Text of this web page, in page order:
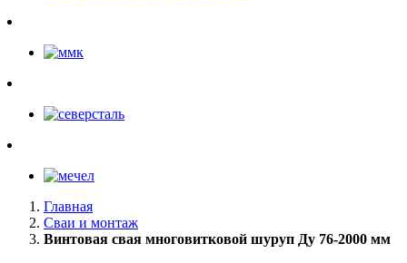
Главная
Сваи и монтаж
Винтовая свая многовитковой шуруп Ду 76-2000 мм